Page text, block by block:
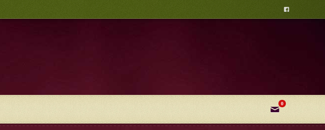

✉
0